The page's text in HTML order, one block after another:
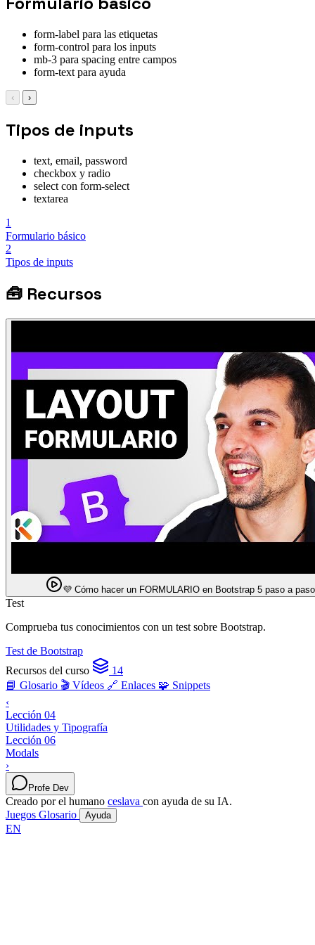
form-label para las etiquetas
form-control para los inputs
mb-3 para spacing entre campos
form-text para ayuda
‹ ›
Tipos de inputs
text, email, password
checkbox y radio
select con form-select
textarea
1
Formulario básico
2
Tipos de inputs
🧰 Recursos
💜 Cómo hacer un FORMULARIO en Bootstrap 5 paso a paso
Test
Comprueba tus conocimientos con un test sobre Bootstrap.
Test de Bootstrap
Recursos del curso
14
📘 Glosario 🎬 Vídeos 🔗 Enlaces 🧩 Snippets
‹
Lección 04
Utilidades y Tipografía
Lección 06
Modals
›
Profe Dev
Creado por el humano ceslava con ayuda de su IA.
Juegos Glosario Ayuda
EN